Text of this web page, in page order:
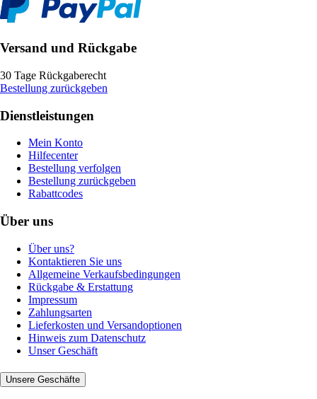
Versand und Rückgabe
30 Tage Rückgaberecht
Bestellung zurückgeben
Dienstleistungen
Mein Konto
Hilfecenter
Bestellung verfolgen
Bestellung zurückgeben
Rabattcodes
Über uns
Über uns?
Kontaktieren Sie uns
Allgemeine Verkaufsbedingungen
Rückgabe & Erstattung
Impressum
Zahlungsarten
Lieferkosten und Versandoptionen
Hinweis zum Datenschutz
Unser Geschäft
Unsere Geschäfte